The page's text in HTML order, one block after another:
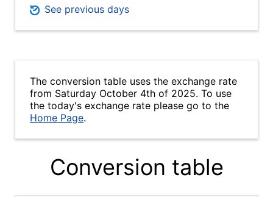
See previous days
The conversion table uses the exchange rate
from Saturday October 4th of 2025. To use
the today's exchange rate please go to the
Home Page.
Conversion table